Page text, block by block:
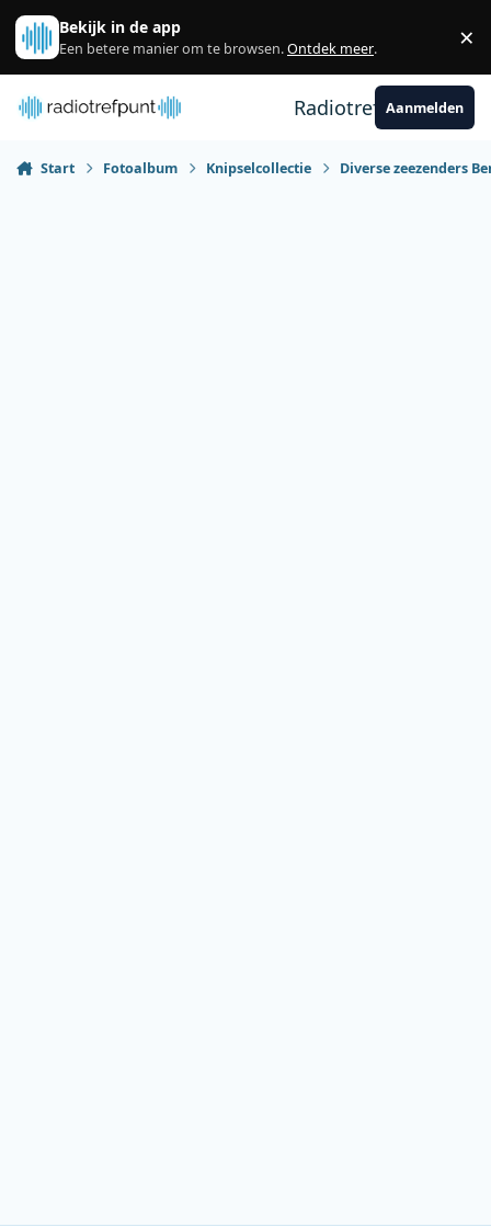
Spring naar bijdragen
Bekijk in de app
Een betere manier om te browsen.Ontdek meer. ×
RadiotrefpuntAanmelden
Start Fotoalbum Knipselcollectie Diverse zeezenders